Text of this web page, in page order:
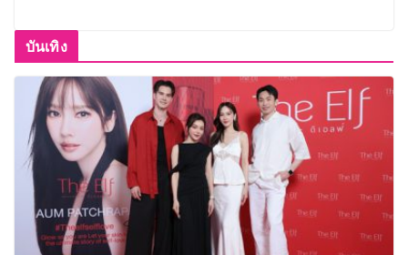
บันเทิง